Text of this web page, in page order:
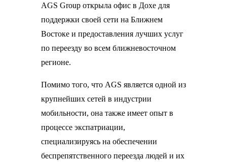
AGS Group открыла офис в Дохе для
поддержки своей сети на Ближнем
Востоке и предоставления лучших услуг
по переезду во всем ближневосточном
регионе.
Помимо того, что AGS является одной из
крупнейших сетей в индустрии
мобильности, она также имеет опыт в
процессе экспатриации,
специализируясь на обеспечении
беспрепятственного переезда людей и их